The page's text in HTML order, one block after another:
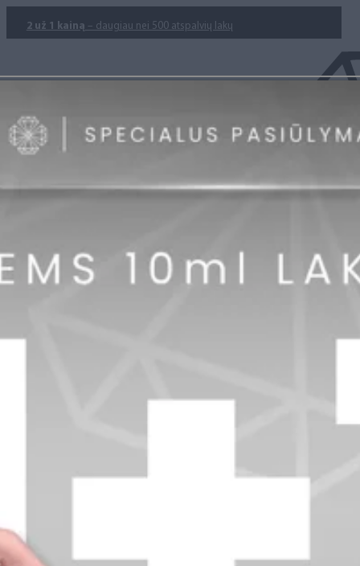
2 už 1 kainą – daugiau nei 500 atspalvių lakų